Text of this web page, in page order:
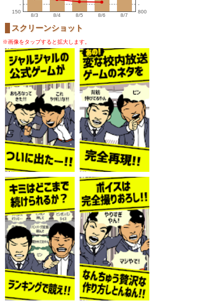
-
150
8/3 8/4 8/5 8/6 8/7
-
800
スクリーンショット
※画像をタップすると拡大します。